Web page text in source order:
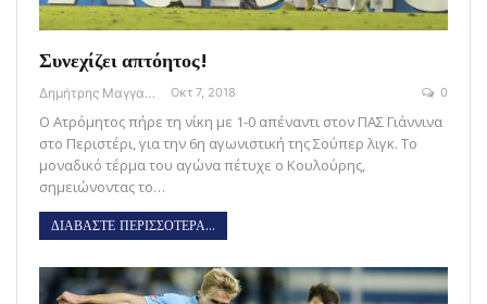
Συνεχίζει απτόητος!
Δημήτρης Μαγγανάρης Οκτ 7, 2018 0
Ο Ατρόμητος πήρε τη νίκη με 1-0 απέναντι στον ΠΑΣ Γιάννινα
στο Περιστέρι, για την 6η αγωνιστική της Σούπερ λιγκ. Το
μοναδικό τέρμα του αγώνα πέτυχε ο Κουλούρης,
σημειώνοντας το…
ΔΙΑΒΑΣΤΕ ΠΕΡΙΣΣΟΤΕΡΑ...